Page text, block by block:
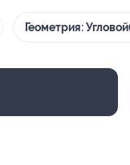
Геометрия: